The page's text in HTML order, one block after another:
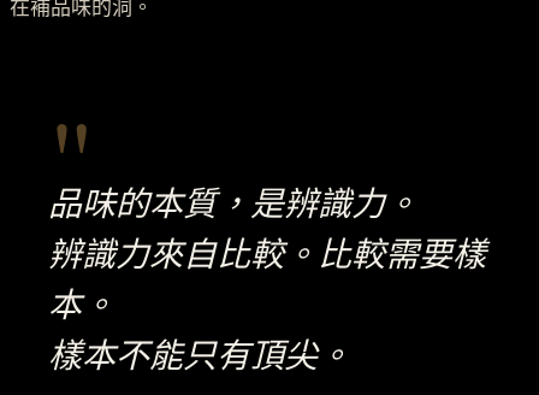
在補品味的洞。
"
品味的本質，是辨識力。
辨識力來自比較。比較需要樣
本。
樣本不能只有頂尖。